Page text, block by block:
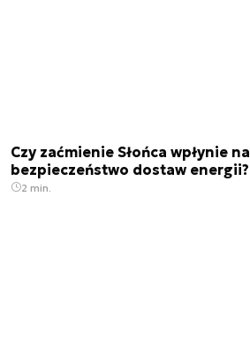
Czy zaćmienie Słońca wpłynie na
bezpieczeństwo dostaw energii?
2 min.